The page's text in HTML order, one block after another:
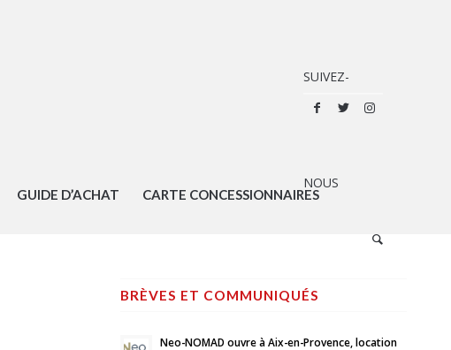
GUIDE D’ACHAT CARTE CONCESSIONNAIRES
BRÈVES ET COMMUNIQUÉS
Neo-NOMAD ouvre à Aix-en-Provence, location